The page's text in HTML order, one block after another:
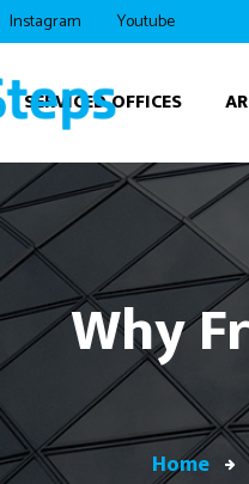
Instagram Youtube
SERVICED OFFICES
Why
Home